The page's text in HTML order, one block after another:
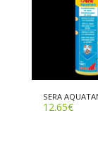
SERA
12.65€